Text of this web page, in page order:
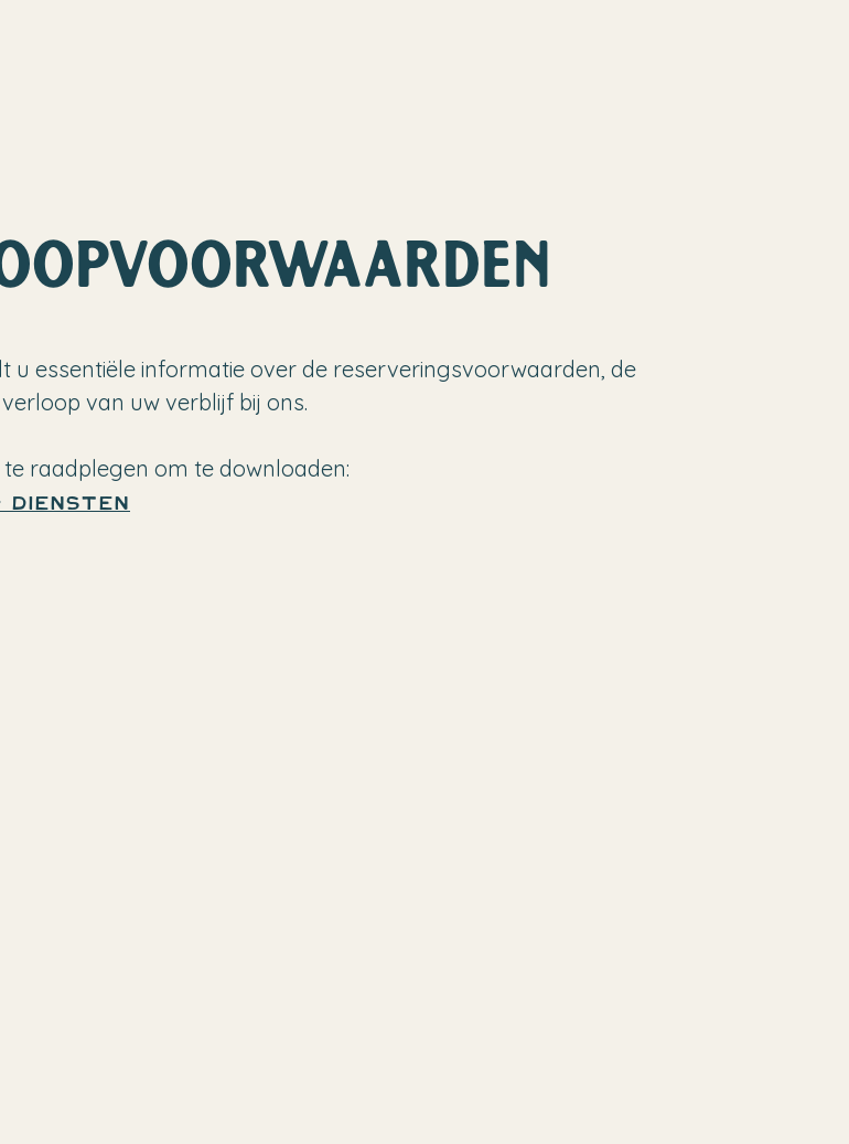
essentiële informatie over de reserveringsvoorwaarden, de
van uw verblijf bij ons.
raadplegen om te downloaden:
Diensten